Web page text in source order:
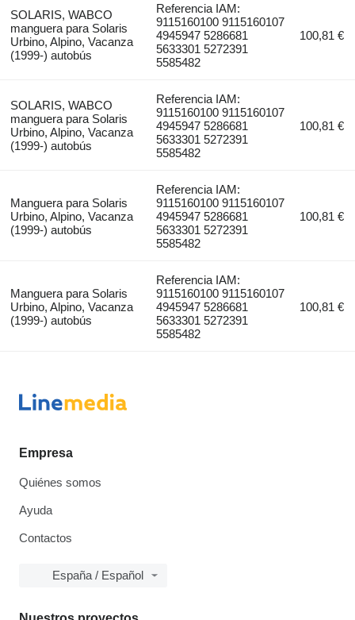
SOLARIS, WABCO
manguera para Solaris
Urbino, Alpino, Vacanza
(1999-) autobús
Referencia IAM:
9115160100 9115160107
4945947 5286681
5633301 5272391
5585482
100,81 €
SOLARIS, WABCO
manguera para Solaris
Urbino, Alpino, Vacanza
(1999-) autobús
Referencia IAM:
9115160100 9115160107
4945947 5286681
5633301 5272391
5585482
100,81 €
Manguera para Solaris
Urbino, Alpino, Vacanza
(1999-) autobús
Referencia IAM:
9115160100 9115160107
4945947 5286681
5633301 5272391
5585482
100,81 €
Manguera para Solaris
Urbino, Alpino, Vacanza
(1999-) autobús
Referencia IAM:
9115160100 9115160107
4945947 5286681
5633301 5272391
5585482
100,81 €
Empresa
Quiénes somos
Ayuda
Contactos
España / Español